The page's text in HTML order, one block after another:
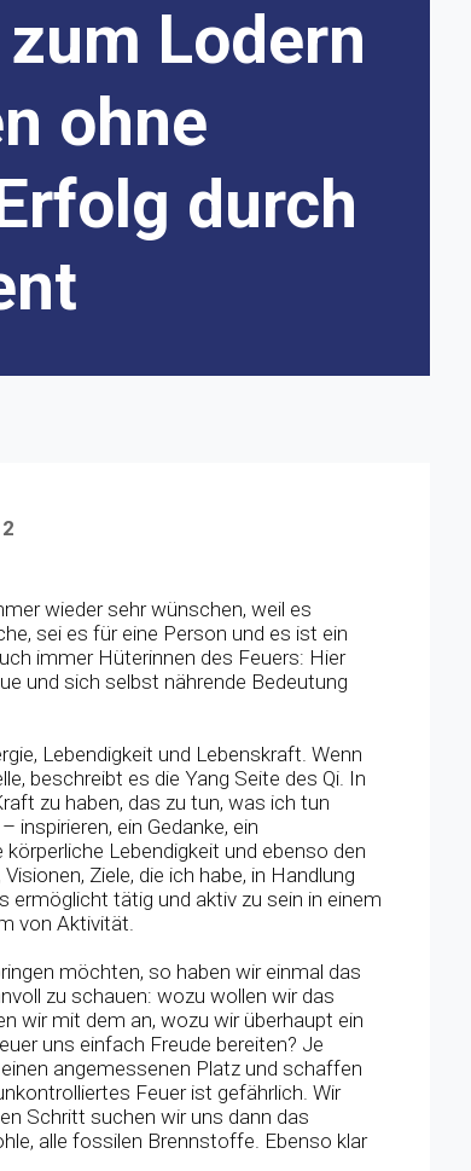
Lodern
ohne
durch
wieder sehr wünschen, weil es
sei es für eine Person und es ist ein
immer Hüterinnen des Feuers: Hier
und sich selbst nährende Bedeutung
Lebendigkeit und Lebenskraft. Wenn
beschreibt es die Yang Seite des Qi. In
zu haben, das zu tun, was ich tun
inspirieren, ein Gedanke, ein
Lebendigkeit und ebenso den
Ziele, die ich habe, in Handlung
ermöglicht tätig und aktiv zu sein in einem
von Aktivität.
möchten, so haben wir einmal das
zu schauen: wozu wollen wir das
wir mit dem an, wozu wir überhaupt ein
uns einfach Freude bereiten? Je
angemessenen Platz und schaffen
Feuer ist gefährlich. Wir
Schritt suchen wir uns dann das
alle fossilen Brennstoffe. Ebenso klar